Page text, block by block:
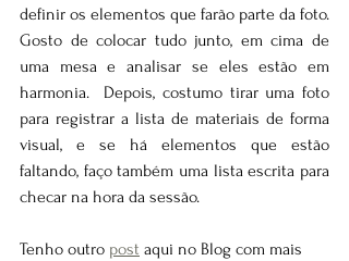
definir os elementos que farão parte da foto.
Gosto de colocar tudo junto, em cima de
uma mesa e analisar se eles estão em
harmonia.  Depois, costumo tirar uma foto
para registrar a lista de materiais de forma
visual, e se há elementos que estão
faltando, faço também uma lista escrita para
checar na hora da sessão.
Tenho outro post aqui no Blog com mais